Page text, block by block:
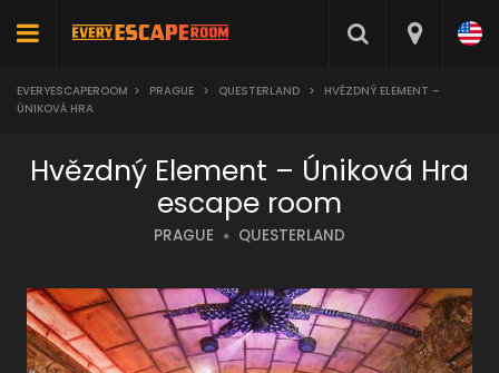
EVERYESCAPEROOM > PRAGUE > QUESTERLAND >
HVĚZDNÝ ELEMENT –
ÚNIKOVÁ HRA
Hvězdný Element – Úniková Hra
escape room
PRAGUE QUESTERLAND